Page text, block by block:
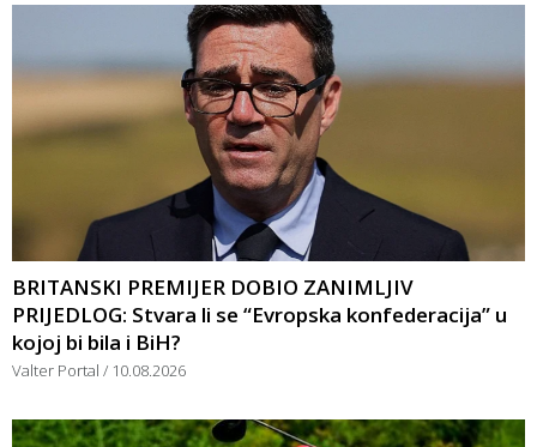
BRITANSKI PREMIJER DOBIO ZANIMLJIV
PRIJEDLOG: Stvara li se “Evropska konfederacija” u
kojoj bi bila i BiH?
Valter Portal 10.08.2026